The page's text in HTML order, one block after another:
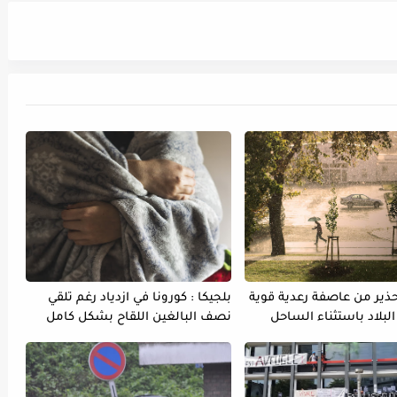
من عاصفة رعدية قوية
باستثناء الساحل
بلجيكا : كورونا في ازدياد رغم تلقي
نصف البالغين اللقاح بشكل كامل